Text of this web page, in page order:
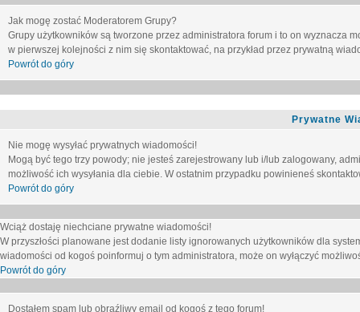
Jak mogę zostać Moderatorem Grupy?
Grupy użytkowników są tworzone przez administratora forum i to on wyznacza
w pierwszej kolejności z nim się skontaktować, na przykład przez prywatną
Powrót do góry
Prywatne
Nie mogę wysyłać prywatnych wiadomości!
Mogą być tego trzy powody; nie jesteś zarejestrowany lub i/lub zalogowany,
możliwość ich wysyłania dla ciebie. W ostatnim przypadku powinieneś
Powrót do góry
Wciąż dostaję niechciane prywatne wiadomości!
W przyszłości planowane jest dodanie listy ignorowanych użytkowników dla
wiadomości od kogoś poinformuj o tym administratora, może on wyłączyć
Powrót do góry
Dostałem spam lub obraźliwy email od kogoś z tego forum!